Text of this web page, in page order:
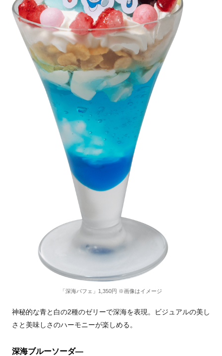
「深海パフェ」1,350円 ※画像はイメージ
神秘的な青と白の2種のゼリーで深海を表現。ビジュアルの美し
さと美味しさのハーモニーが楽しめる。
深海ブルーソーダ―